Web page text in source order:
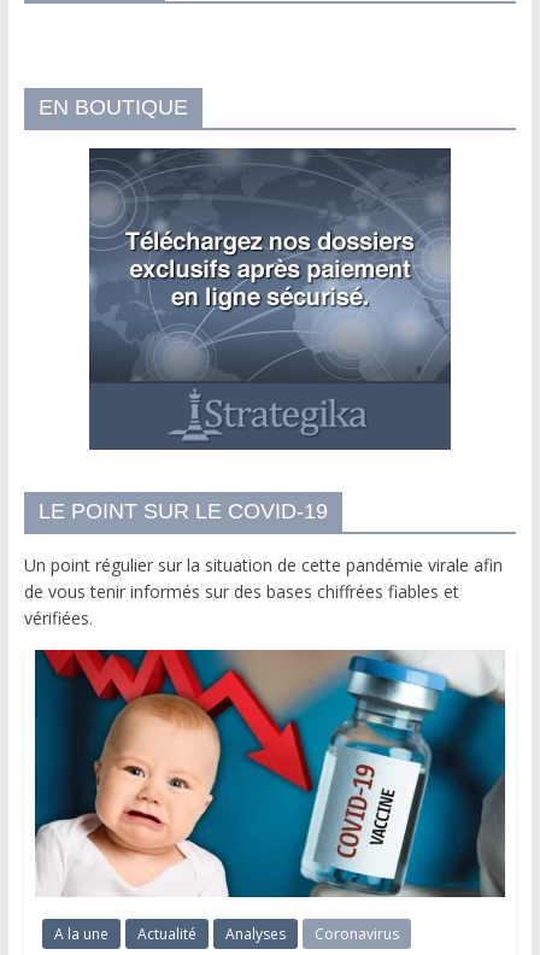
EN BOUTIQUE
LE POINT SUR LE COVID-19
Un point régulier sur la situation de cette pandémie virale afin
de vous tenir informés sur des bases chiffrées fiables et
vérifiées.
A la une Actualité Analyses Coronavirus